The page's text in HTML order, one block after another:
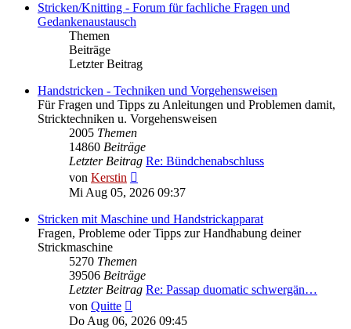
Stricken/Knitting - Forum für fachliche Fragen und
Gedankenaustausch
Themen
Beiträge
Letzter Beitrag
Handstricken - Techniken und Vorgehensweisen
Für Fragen und Tipps zu Anleitungen und Problemen damit,
Stricktechniken u. Vorgehensweisen
2005 Themen
14860 Beiträge
Letzter Beitrag Re: Bündchenabschluss
von Kerstin
Beitrag
Mi Aug 05, 2026 09:37
Stricken mit Maschine und Handstrickapparat
Fragen, Probleme oder Tipps zur Handhabung deiner
Strickmaschine
5270 Themen
39506 Beiträge
Letzter Beitrag Re: Passap duomatic schwergän…
von Quitte
Beitrag
Do Aug 06, 2026 09:45